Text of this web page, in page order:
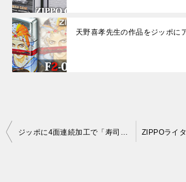
天野喜孝先生の作品をジッポに
投
ジッポに4面連続加工で「寿司」をデザイン！